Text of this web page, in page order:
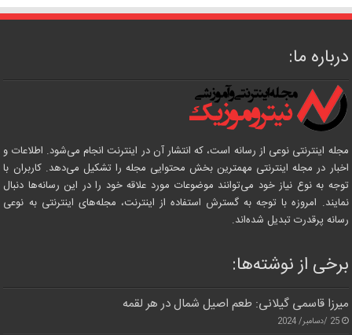
درباره ما:
مجله اینترنتی نوعی از رسانه است، که انتشار آن در اینترنت انجام می‌شود. اطلاعات و
اخبار در مجله اینترنتی مهمترین بخش محتوایی مجله را تشکیل می‌دهد. کاربران با
توجه به نوع نیاز خود می‌توانند موضوعات مورد علاقه خود را در این رسانه‌ها دنبال
نمایند. امروزه با توجه به گسترش استفاده از اینترنت، مجله‌های اینترنتی به نوعی
رسانه پرقدرت تبدیل شده‌اند.
برخی از نوشته‌ها:
میرزا قاسمی گیلانی: طعم اصیل شمال در هر لقمه
25 /دسامبر/ 2024